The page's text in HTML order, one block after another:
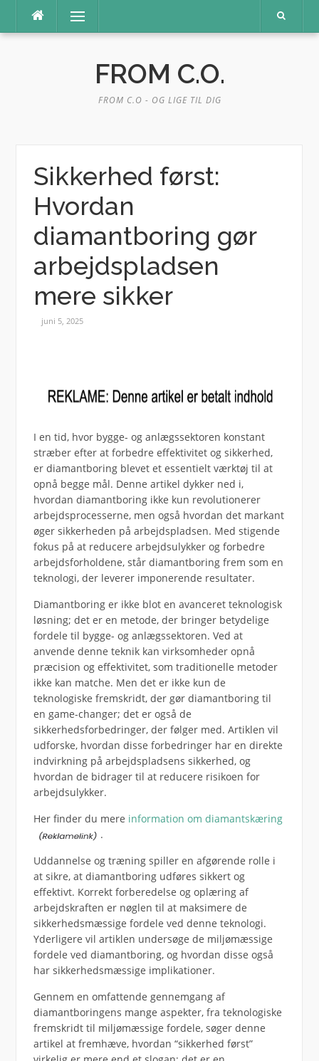
indhold
Menu
FROM C.O.
FROM C.O - OG LIGE TIL DIG
Sikkerhed først:
Hvordan
diamantboring gør
arbejdspladsen
mere sikker
juni 5, 2025
I en tid, hvor bygge- og anlægssektoren konstant
stræber efter at forbedre effektivitet og sikkerhed,
er diamantboring blevet et essentielt værktøj til at
opnå begge mål. Denne artikel dykker ned i,
hvordan diamantboring ikke kun revolutionerer
arbejdsprocesserne, men også hvordan det markant
øger sikkerheden på arbejdspladsen. Med stigende
fokus på at reducere arbejdsulykker og forbedre
arbejdsforholdene, står diamantboring frem som en
teknologi, der leverer imponerende resultater.
Diamantboring er ikke blot en avanceret teknologisk
løsning; det er en metode, der bringer betydelige
fordele til bygge- og anlægssektoren. Ved at
anvende denne teknik kan virksomheder opnå
præcision og effektivitet, som traditionelle metoder
ikke kan matche. Men det er ikke kun de
teknologiske fremskridt, der gør diamantboring til
en game-changer; det er også de
sikkerhedsforbedringer, der følger med. Artiklen vil
udforske, hvordan disse forbedringer har en direkte
indvirkning på arbejdspladsens sikkerhed, og
hvordan de bidrager til at reducere risikoen for
arbejdsulykker.
Her finder du mere information om diamantskæring
.
Uddannelse og træning spiller en afgørende rolle i
at sikre, at diamantboring udføres sikkert og
effektivt. Korrekt forberedelse og oplæring af
arbejdskraften er nøglen til at maksimere de
sikkerhedsmæssige fordele ved denne teknologi.
Yderligere vil artiklen undersøge de miljømæssige
fordele ved diamantboring, og hvordan disse også
har sikkerhedsmæssige implikationer.
Gennem en omfattende gennemgang af
diamantboringens mange aspekter, fra teknologiske
fremskridt til miljømæssige fordele, søger denne
artikel at fremhæve, hvordan “sikkerhed først”